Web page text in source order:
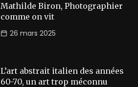
Mathilde Biron, Photographier
comme on vit
26 mars 2025
L’art abstrait italien des années
60-70, un art trop méconnu